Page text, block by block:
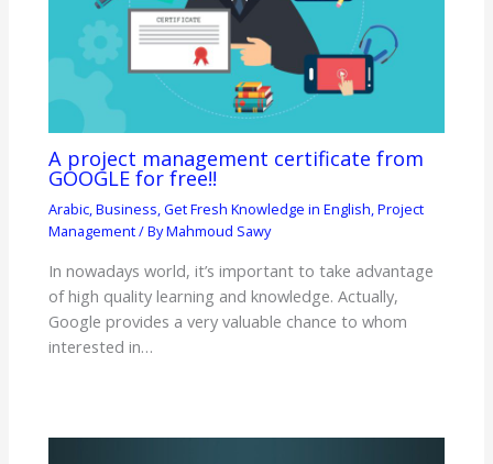
A project management certificate from
GOOGLE for free!!
Arabic,Business,Get Fresh Knowledge in English,Project
Management/ ByMahmoud Sawy
In nowadays world, it’s important to take advantage
of high quality learning and knowledge. Actually,
Google provides a very valuable chance to whom
interested in…